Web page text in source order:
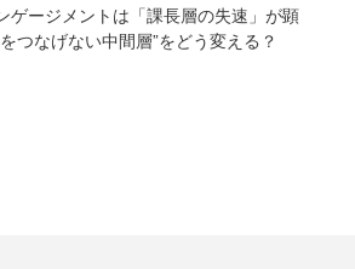
ゲージメントは「課長層の失速」が顕
つなげない中間層”をどう変える？